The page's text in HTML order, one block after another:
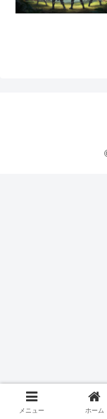
メニュー ホーム